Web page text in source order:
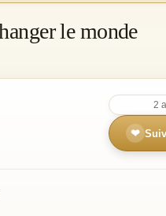
le monde
2
❤